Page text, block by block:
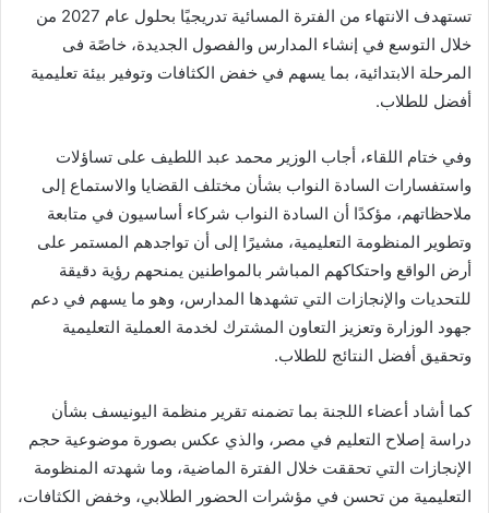
تستهدف الانتهاء من الفترة المسائية تدريجيًا بحلول عام 2027 من
خلال التوسع في إنشاء المدارس والفصول الجديدة، خاصًة فى
المرحلة الابتدائية، بما يسهم في خفض الكثافات وتوفير بيئة تعليمية
أفضل للطلاب.
وفي ختام اللقاء، أجاب الوزير محمد عبد اللطيف على تساؤلات
واستفسارات السادة النواب بشأن مختلف القضايا والاستماع إلى
ملاحظاتهم، مؤكدًا أن السادة النواب شركاء أساسيون في متابعة
وتطوير المنظومة التعليمية، مشيرًا إلى أن تواجدهم المستمر على
أرض الواقع واحتكاكهم المباشر بالمواطنين يمنحهم رؤية دقيقة
للتحديات والإنجازات التي تشهدها المدارس، وهو ما يسهم في دعم
جهود الوزارة وتعزيز التعاون المشترك لخدمة العملية التعليمية
وتحقيق أفضل النتائج للطلاب.
كما أشاد أعضاء اللجنة بما تضمنه تقرير منظمة اليونيسف بشأن
دراسة إصلاح التعليم في مصر، والذي عكس بصورة موضوعية حجم
الإنجازات التي تحققت خلال الفترة الماضية، وما شهدته المنظومة
التعليمية من تحسن في مؤشرات الحضور الطلابي، وخفض الكثافات،